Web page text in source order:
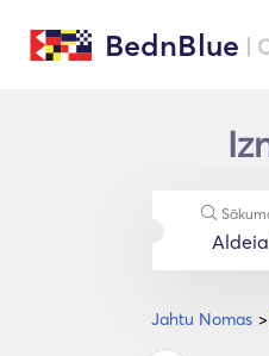
BednBlue |
Jahtu Nomas